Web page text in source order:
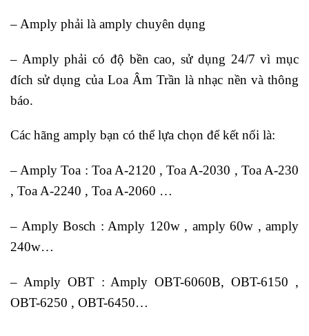
– Amply phải là amply chuyên dụng
– Amply phải có độ bền cao, sử dụng 24/7 vì mục
đích sử dụng của Loa Âm Trần là nhạc nền và thông
báo.
Các hãng amply bạn có thể lựa chọn để kết nối là:
– Amply Toa : Toa A-2120 , Toa A-2030 , Toa A-230
, Toa A-2240 , Toa A-2060 …
– Amply Bosch : Amply 120w , amply 60w , amply
240w…
– Amply OBT : Amply OBT-6060B, OBT-6150 ,
OBT-6250 , OBT-6450…